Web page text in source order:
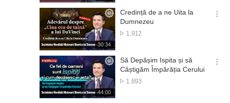
생
시
간
재
생
시
간
30:34
Credință de a ne Uita la
Dumnezeu
Numărul
1.912
옵
재
생
44:00
Să Depășim Ispita și să
Câștigăm Împărăția Cerului
Numărul
1.893
옵